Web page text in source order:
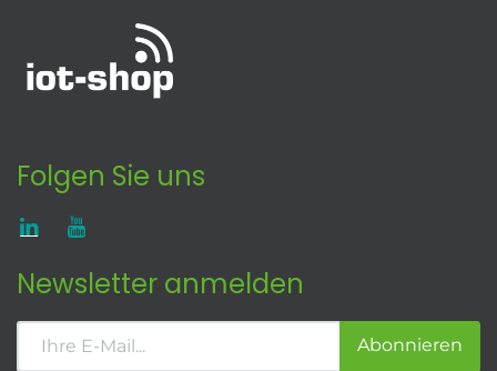
Folgen Sie uns
Newsletter anmelden
Abonnieren